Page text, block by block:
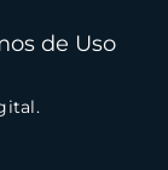
de Uso